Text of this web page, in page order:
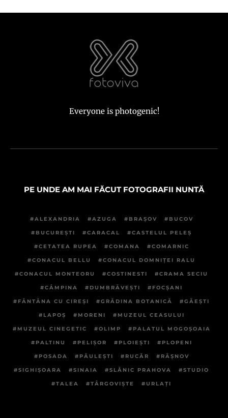
Everyone is photogenic!
PE UNDE AM MAI FĂCUT FOTOGRAFII NUNTĂ
ALEXANDRIA AZUGA BRAȘOV BUCOV
BUCUREȘTI CARACAL CASTELUL PELEȘ
CETATEA RUPEA COMANA COMARNIC
CONACUL BELLU CONACUL DOMNIȚEI RALU
CONACUL MONTEORU COSTINESTI CRAMA SECIU
CÂMPINA DUMBRĂVEȘTI FOCȘANI
FÂNTÂNA CU CIREȘI GRĂDINA BOTANICĂ GĂEȘTI
LAPOȘ MORENI MUZEUL CEASULUI
MUZEUL CINEGETIC OLIMP PALATUL MOGOȘOAIA
PALTINU PELIȘOR PLOIEȘTI PLOPENI
POSADA PĂULEȘTI RUCĂR RÂȘNOV
SIGHIȘOARA SINAIA SLĂNIC PRAHOVA STUDIO
TALEA TÂRGOVIȘTE URLAȚI